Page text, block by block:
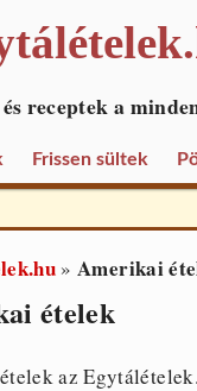
receptek a
Frissen sültek
»Amerikai
ételek
az